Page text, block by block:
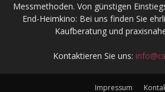
Messmethoden. Von günstigen
End-Heimkino: Bei uns finden Sie
Kaufberatung und
Kontaktieren Sie uns:
Impressum